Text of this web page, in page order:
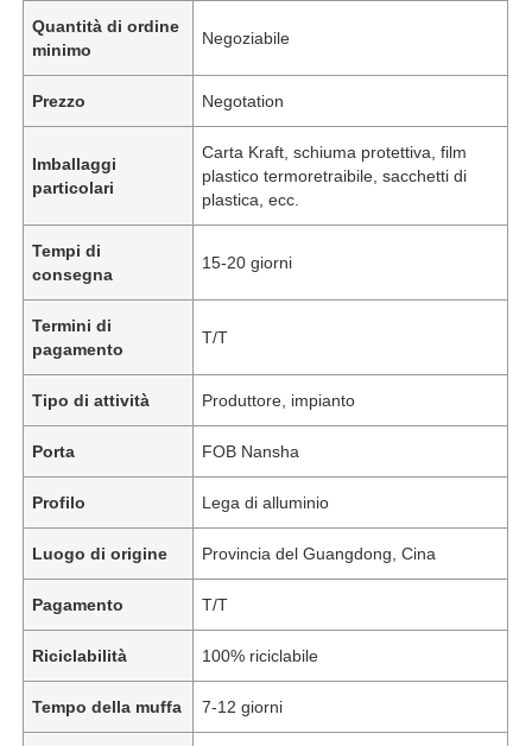
Quantità di ordine
minimo
Negoziabile
Prezzo Negotation
Imballaggi
particolari
Carta Kraft, schiuma protettiva, film
plastico termoretraibile, sacchetti di
plastica, ecc.
Tempi di
consegna
15-20 giorni
Termini di
pagamento
T/T
Tipo di attività Produttore, impianto
Porta FOB Nansha
Profilo Lega di alluminio
Luogo di origine Provincia del Guangdong, Cina
Pagamento T/T
Riciclabilità 100% riciclabile
Tempo della muffa 7-12 giorni